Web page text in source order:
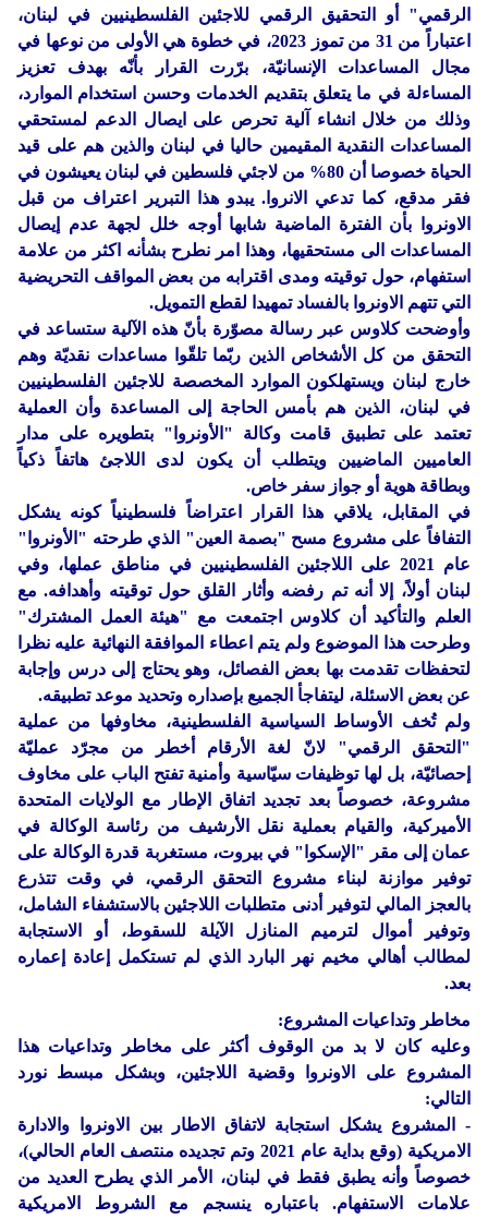
الرقمي" أو التحقيق الرقمي للاجئين الفلسطينيين في لبنان،
اعتباراً من 31 من تموز 2023، في خطوة هي الأولى من نوعها في
مجال المساعدات الإنسانيّة، برّرت القرار بأنّه بهدف تعزيز
المساءلة في ما يتعلق بتقديم الخدمات وحسن استخدام الموارد،
وذلك من خلال انشاء آلية تحرص على ايصال الدعم لمستحقي
المساعدات النقدية المقيمين حاليا في لبنان والذين هم على قيد
الحياة خصوصا أن 80% من لاجئي فلسطين في لبنان يعيشون في
فقر مدقع، كما تدعي الانروا. يبدو هذا التبرير اعتراف من قبل
الاونروا بأن الفترة الماضية شابها أوجه خلل لجهة عدم إيصال
المساعدات الى مستحقيها، وهذا امر نطرح بشأنه اكثر من علامة
استفهام، حول توقيته ومدى اقترابه من بعض المواقف التحريضية
التي تتهم الاونروا بالفساد تمهيدا لقطع التمويل.
وأوضحت كلاوس عبر رسالة مصوّرة بأنّ هذه الآلية ستساعد في
التحقق من كل الأشخاص الذين ربّما تلقّوا مساعدات نقديّة وهم
خارج لبنان ويستهلكون الموارد المخصصة للاجئين الفلسطينيين
في لبنان، الذين هم بأمس الحاجة إلى المساعدة وأن العملية
تعتمد على تطبيق قامت وكالة "الأونروا" بتطويره على مدار
العاميين الماضيين ويتطلب أن يكون لدى اللاجئ هاتفاً ذكياً
وبطاقة هوية أو جواز سفر خاص.
في المقابل، يلاقي هذا القرار اعتراضاً فلسطينياً كونه يشكل
التفافاً على مشروع مسح "بصمة العين" الذي طرحته "الأونروا"
عام 2021 على اللاجئين الفلسطينيين في مناطق عملها، وفي
لبنان أولاً، إلا أنه تم رفضه وأثار القلق حول توقيته وأهدافه. مع
العلم والتأكيد أن كلاوس اجتمعت مع "هيئة العمل المشترك"
وطرحت هذا الموضوع ولم يتم اعطاء الموافقة النهائية عليه نظرا
لتحفظات تقدمت بها بعض الفصائل، وهو يحتاج إلى درس وإجابة
عن بعض الاسئلة، ليتفاجأ الجميع بإصداره وتحديد موعد تطبيقه.
ولم تُخف الأوساط السياسية الفلسطينية، مخاوفها من عملية
"التحقق الرقمي" لانّ لغة الأرقام أخطر من مجرّد عمليّة
إحصائيّة، بل لها توظيفات سيّاسية وأمنية تفتح الباب على مخاوف
مشروعة، خصوصاً بعد تجديد اتفاق الإطار مع الولايات المتحدة
الأميركية، والقيام بعملية نقل الأرشيف من رئاسة الوكالة في
عمان إلى مقر "الإسكوا" في بيروت، مستغربة قدرة الوكالة على
توفير موازنة لبناء مشروع التحقق الرقمي، في وقت تتذرع
بالعجز المالي لتوفير أدنى متطلبات اللاجئين بالاستشفاء الشامل،
وتوفير أموال لترميم المنازل الآيلة للسقوط، أو الاستجابة
لمطالب أهالي مخيم نهر البارد الذي لم تستكمل إعادة إعماره
بعد.
مخاطر وتداعيات المشروع:
وعليه كان لا بد من الوقوف أكثر على مخاطر وتداعيات هذا
المشروع على الاونروا وقضية اللاجئين، وبشكل مبسط نورد
التالي:
- المشروع يشكل استجابة لاتفاق الاطار بين الاونروا والادارة
الامريكية (وقع بداية عام 2021 وتم تجديده منتصف العام الحالي)،
خصوصاً وأنه يطبق فقط في لبنان، الأمر الذي يطرح العديد من
علامات الاستفهام. باعتباره ينسجم مع الشروط الامريكية